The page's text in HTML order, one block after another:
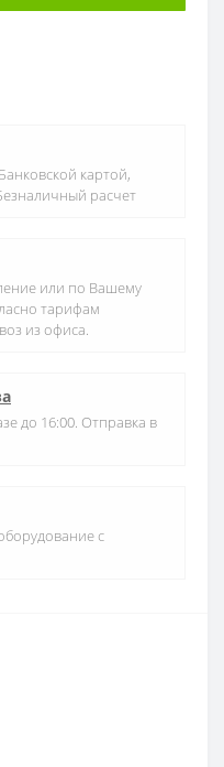
картой,
расчет
или по Вашему
тарифам
из офиса.
до 16:00. Отправка в
с